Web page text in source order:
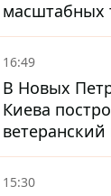
масштабных
схем с
16:49
В Новых
Киева
нашли
15:30